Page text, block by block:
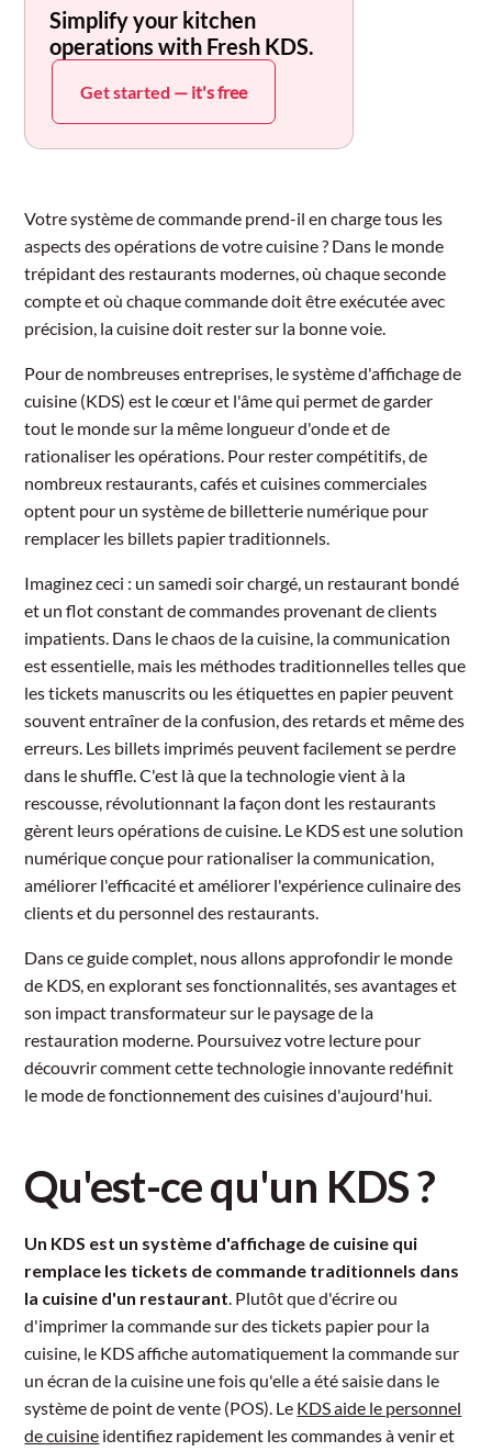
Simplify your kitchen
operations with Fresh KDS.
Get started — it's free
Votre système de commande prend-il en charge tous les
aspects des opérations de votre cuisine ? Dans le monde
trépidant des restaurants modernes, où chaque seconde
compte et où chaque commande doit être exécutée avec
précision, la cuisine doit rester sur la bonne voie.
Pour de nombreuses entreprises, le système d'affichage de
cuisine (KDS) est le cœur et l'âme qui permet de garder
tout le monde sur la même longueur d'onde et de
rationaliser les opérations. Pour rester compétitifs, de
nombreux restaurants, cafés et cuisines commerciales
optent pour un système de billetterie numérique pour
remplacer les billets papier traditionnels.
Imaginez ceci : un samedi soir chargé, un restaurant bondé
et un flot constant de commandes provenant de clients
impatients. Dans le chaos de la cuisine, la communication
est essentielle, mais les méthodes traditionnelles telles que
les tickets manuscrits ou les étiquettes en papier peuvent
souvent entraîner de la confusion, des retards et même des
erreurs. Les billets imprimés peuvent facilement se perdre
dans le shuffle. C'est là que la technologie vient à la
rescousse, révolutionnant la façon dont les restaurants
gèrent leurs opérations de cuisine. Le KDS est une solution
numérique conçue pour rationaliser la communication,
améliorer l'efficacité et améliorer l'expérience culinaire des
clients et du personnel des restaurants.
Dans ce guide complet, nous allons approfondir le monde
de KDS, en explorant ses fonctionnalités, ses avantages et
son impact transformateur sur le paysage de la
restauration moderne. Poursuivez votre lecture pour
découvrir comment cette technologie innovante redéfinit
le mode de fonctionnement des cuisines d'aujourd'hui.
Qu'est-ce qu'un KDS ?
Un KDS est un système d'affichage de cuisine qui
remplace les tickets de commande traditionnels dans
la cuisine d'un restaurant. Plutôt que d'écrire ou
d'imprimer la commande sur des tickets papier pour la
cuisine, le KDS affiche automatiquement la commande sur
un écran de la cuisine une fois qu'elle a été saisie dans le
système de point de vente (POS). Le KDS aide le personnel
de cuisine identifiez rapidement les commandes à venir et